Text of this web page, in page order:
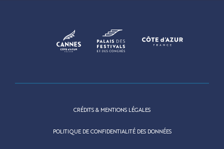
CRÉDITS & MENTIONS LÉGALES
POLITIQUE DE CONFIDENTIALITÉ DES DONNÉES